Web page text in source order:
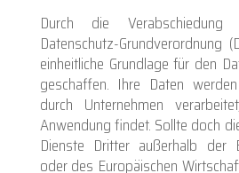
Durch die Verabschiedung
Datenschutz-Grundverordnung
einheitliche Grundlage für den
geschaffen. Ihre Daten
durch Unternehmen
Anwendung findet. Sollte doch
Dienste Dritter außerhalb der
oder des Europäischen